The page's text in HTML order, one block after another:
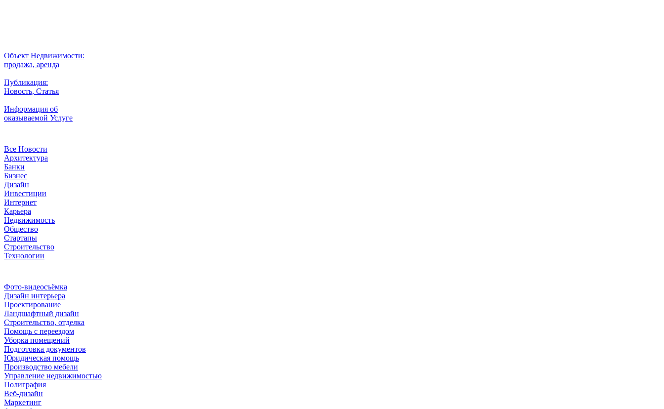
Объект Недвижимости:
продажа, аренда
Публикация:
Новость, Статья
Информация об
оказываемой Услуге
Все Новости
Архитектура
Банки
Бизнес
Дизайн
Инвестиции
Интернет
Карьера
Недвижимость
Общество
Стартапы
Строительство
Технологии
Фото-видеосъёмка
Дизайн интерьера
Проектирование
Ландшафтный дизайн
Строительство, отделка
Помощь с переездом
Уборка помещений
Подготовка документов
Юридическая помощь
Производство мебели
Управление недвижимостью
Полиграфия
Веб-дизайн
Маркетинг